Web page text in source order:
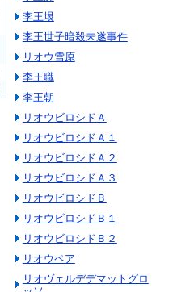
李王垠
李王世子暗殺未遂事件
リオウ雪原
李王職
李王朝
リオウビロシドＡ
リオウビロシドＡ１
リオウビロシドＡ２
リオウビロシドＡ３
リオウビロシドＢ
リオウビロシドＢ１
リオウビロシドＢ２
リオウペア
リオヴェルデデマットグロ